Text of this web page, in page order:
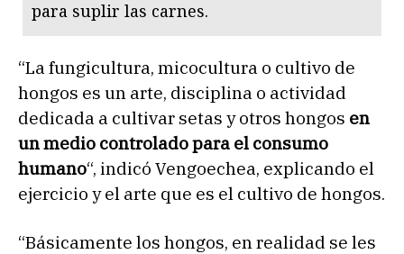
para suplir las carnes.
“La fungicultura, micocultura o cultivo de
hongos es un arte, disciplina o actividad
dedicada a cultivar setas y otros hongos en
un medio controlado para el consumo
humano“, indicó Vengoechea, explicando el
ejercicio y el arte que es el cultivo de hongos.
“Básicamente los hongos, en realidad se les